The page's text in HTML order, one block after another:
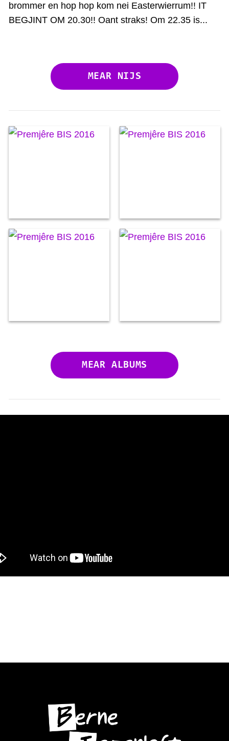
brommer en hop hop kom nei Easterwierrum!! IT
BEGJINT OM 20.30!! Oant straks! Om 22.35 is...
MEAR NIJS
MEAR ALBUMS